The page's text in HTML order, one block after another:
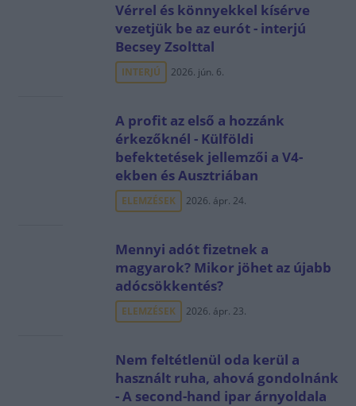
Vérrel és könnyekkel kísérve
vezetjük be az eurót - interjú
Becsey Zsolttal
INTERJÚ 2026. jún. 6.
A profit az első a hozzánk
érkezőknél - Külföldi
befektetések jellemzői a V4-
ekben és Ausztriában
ELEMZÉSEK 2026. ápr. 24.
Mennyi adót fizetnek a
magyarok? Mikor jöhet az újabb
adócsökkentés?
ELEMZÉSEK 2026. ápr. 23.
Nem feltétlenül oda kerül a
használt ruha, ahová gondolnánk
- A second-hand ipar árnyoldala